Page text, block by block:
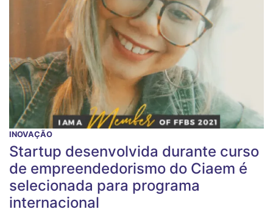
INOVAÇÃO
Startup desenvolvida durante curso
de empreendedorismo do Ciaem é
selecionada para programa
internacional